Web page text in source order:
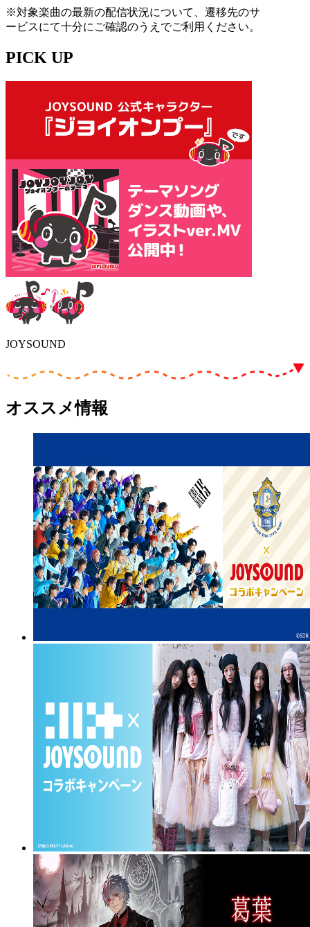
※対象楽曲の最新の配信状況について、遷移先のサ
ービスにて十分にご確認のうえでご利用ください。
PICK UP
JOYSOUND
オススメ情報